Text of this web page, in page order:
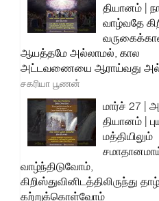
தியானம் |
வாழ்வதே
ஆயத்தமே அல்லாமல், கால
அட்டவணையை ஆராய்வது
சகரியா பூணன்
மார்ச் 27 |
தியானம் |
மத்தியிலும்
வாழ்ந்திடுவோம்,
கிறிஸ்துவினிடத்திலிருந்து
கற்றுக்கொள்வோம்